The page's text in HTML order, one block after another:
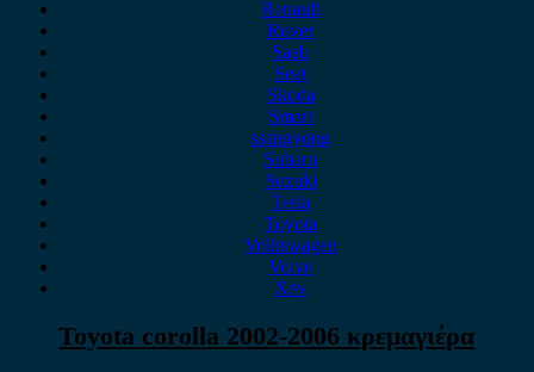
Renault
Rover
Saab
Seat
Skoda
Smart
ssangyong
Subaru
Suzuki
Tesla
Toyota
Volkswagen
Volvo
Xev
Toyota corolla 2002-2006 κρεμαγιέρα